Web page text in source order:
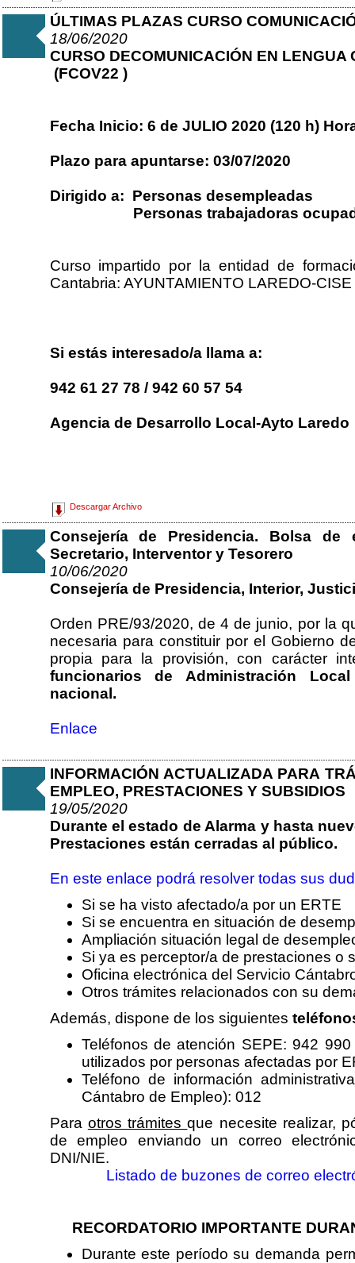
ÚLTIMAS PLAZAS CURSO
18/06/2020
CURSO DECOMUNICACIÓN EN LENGUA
(FCOV22 )
Fecha Inicio: 6 de JULIO 2020 (120 h)
Plazo para apuntarse: 03/07/2020
Dirigido a: Personas desempleadas
Personas trabajadoras
Curso impartido por la entidad de
Cantabria: AYUNTAMIENTO LAREDO-CISE
Si estás interesado/a llama a:
942 61 27 78 / 942 60 57 54
Agencia de Desarrollo Local-Ayto Laredo
Descargar Archivo
Consejería de Presidencia. Bolsa de
Secretario, Interventor y Tesorero
10/06/2020
Consejería de Presidencia, Interior,
Orden PRE/93/2020, de 4 de junio, por la
necesaria para constituir por el Gobierno
propia para la provisión, con carácter
funcionarios de Administración
nacional.
Enlace
INFORMACIÓN ACTUALIZADA PARA
EMPLEO, PRESTACIONES Y SUBSIDIOS
19/05/2020
Durante el estado de Alarma y hasta
Prestaciones están cerradas al público.
En este enlace podrá resolver todas sus
Si se ha visto afectado/a por un ERTE
Si se encuentra en situación de
Ampliación situación legal de
Si ya es perceptor/a de prestaciones o
Oficina electrónica del Servicio
Otros trámites relacionados con su
Además, dispone de los siguientes
Teléfonos de atención SEPE: 942
utilizados por personas afectadas por
Teléfono de información
Cántabro de Empleo): 012
Para otros trámitesque necesite realizar,
de empleo enviando un correo
DNI/NIE.
Listado de buzones de correo
RECORDATORIO IMPORTANTE
Durante este período su demanda